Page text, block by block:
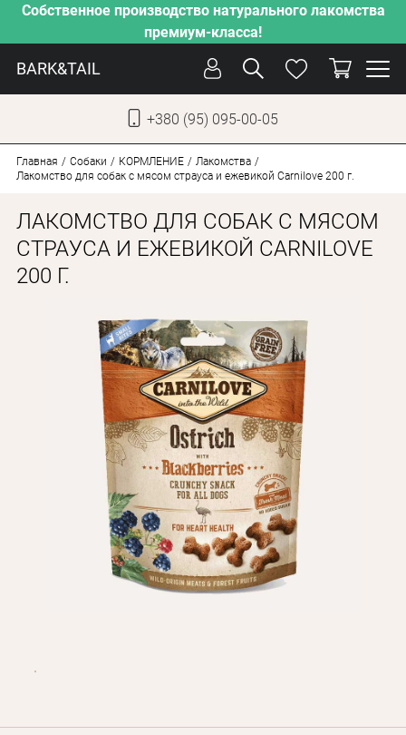
Собственное производство натурального лакомства
премиум-класса!
BARK&TAIL
+380 (95) 095-00-05
УХОД
ЗАБОТА
НОВИНКИ
АКЦИИ
ДЛЯ КОТОВ
Оплата и доставка
Программа лояльности
О Нас
Оптовым клиентам
Контакты
Главная Собаки КОРМЛЕНИЕ
Лакомства
Лакомство для собак c мясом страуса и ежевикой Carnilove 200 г.
ЛАКОМСТВО ДЛЯ СОБАК C МЯСОМ
СТРАУСА И ЕЖЕВИКОЙ CARNILOVE
200 Г.